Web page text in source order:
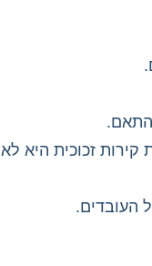
זכוכית היא לא
העובדים.